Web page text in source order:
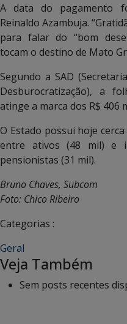
A data do pagamento
Reinaldo Azambuja.
para falar do “bom
tocam o destino de Mato
Segundo a SAD
Desburocratização), a
atinge a marca dos R$ 406
O Estado possui hoje
entre ativos (48 mil) e
pensionistas (31 mil).
Bruno Chaves, Subcom
Foto: Chico Ribeiro
Categorias :
Geral
Veja Também
Sem posts recentes